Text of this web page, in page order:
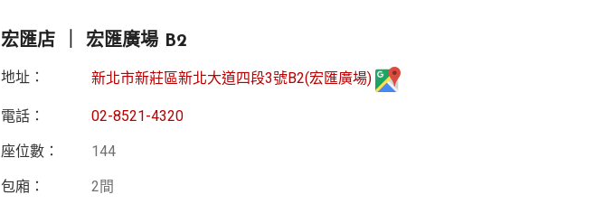
宏匯店 ｜ 宏匯廣場 B2
地址： 新北市新莊區新北大道四段3號B2(宏匯廣場)
電話： 02-8521-4320
座位數： 144
包廂： 2間